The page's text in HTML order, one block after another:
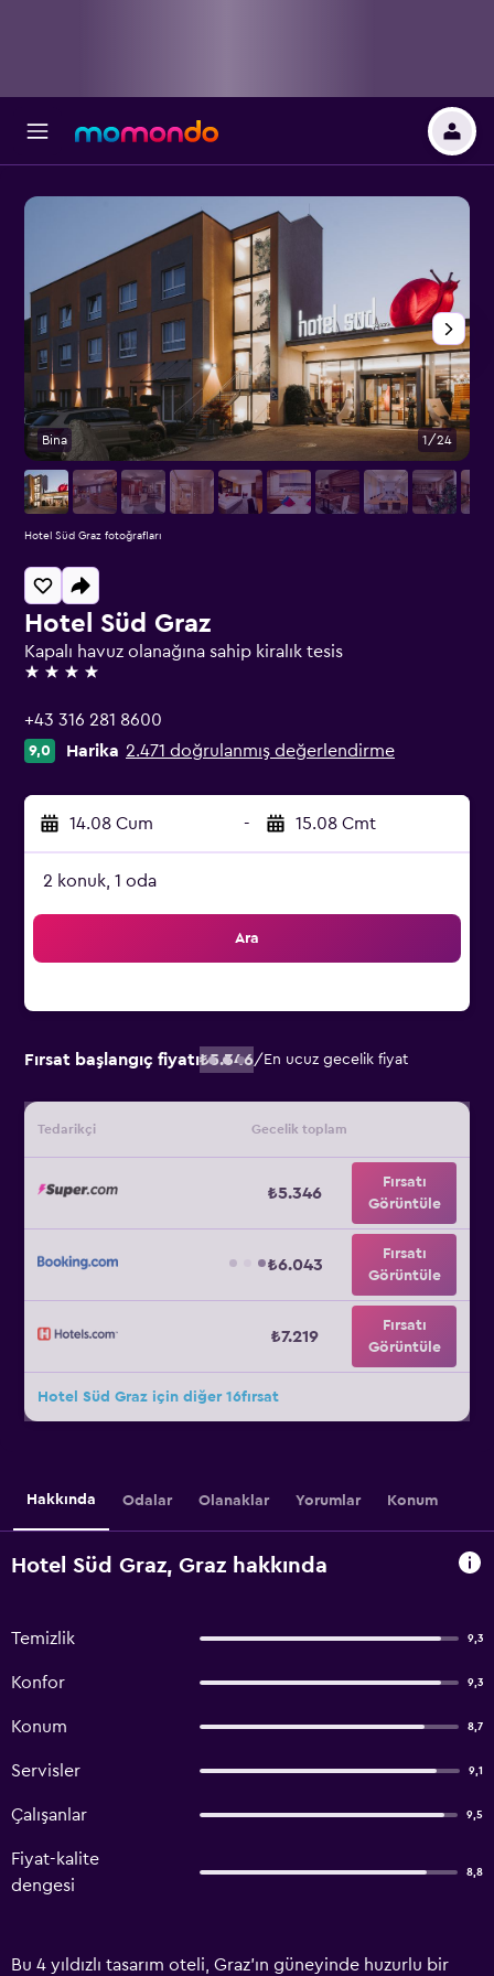
Hotel Süd Graz
Kapalı havuz olanağına sahip kiralık tesis
4 yıldız
+43 316 281 8600
9,0 Harika 2.471 doğrulanmış değerlendirme
14.08 Cum - 15.08 Cmt
2 konuk, 1 oda
Ara
Fırsat başlangıç fiyatı₺5.346/ En ucuz gecelik fiyat
Tedarikçi Gecelik toplam
₺5.346
Fırsatı
Görüntüle
₺6.043
Fırsatı
Görüntüle
₺7.219
Fırsatı
Görüntüle
Hotel Süd Graz için diğer 16fırsat
Bina 1/24
Hotel Süd Graz fotoğrafları
Hakkında Odalar Olanaklar Yorumlar Konum
Hotel Süd Graz, Graz hakkında
Temizlik 9,3
Konfor 9,3
Konum 8,7
Servisler 9,1
Çalışanlar 9,5
Fiyat-kalite
dengesi
8,8
Bu 4 yıldızlı tasarım oteli, Graz'ın güneyinde huzurlu bir